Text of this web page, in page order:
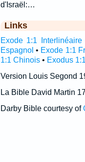
d'Israël:…
Links
Exode 1:1 Interlinéaire
Espagnol • Exode 1:1
1:1 Chinois• Exodus
Version Louis Segond
La Bible David Martin
Darby Bible courtesy of